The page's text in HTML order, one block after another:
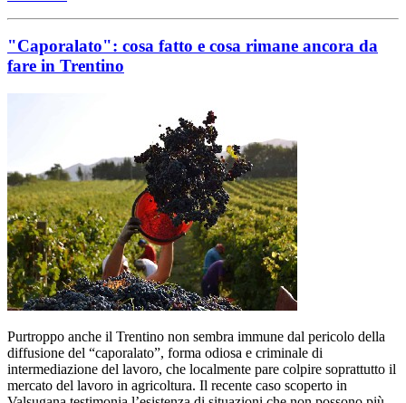
"Caporalato": cosa fatto e cosa rimane ancora da
fare in Trentino
Purtroppo anche il Trentino non sembra immune dal pericolo della
diffusione del “caporalato”, forma odiosa e criminale di
intermediazione del lavoro, che localmente pare colpire soprattutto il
mercato del lavoro in agricoltura. Il recente caso scoperto in